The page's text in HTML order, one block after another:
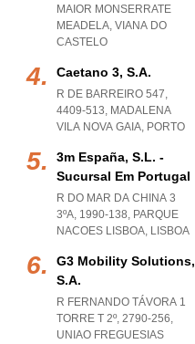
MAIOR MONSERRATE
MEADELA, VIANA DO
CASTELO
Caetano 3, S.a.
R DE BARREIRO 547,
4409-513, MADALENA
VILA NOVA GAIA, PORTO
3m España, S.l. -
Sucursal Em Portugal
R DO MAR DA CHINA 3
3ºA, 1990-138, PARQUE
NACOES LISBOA, LISBOA
G3 Mobility Solutions,
S.a.
R FERNANDO TÁVORA 1
TORRE T 2º, 2790-256,
UNIAO FREGUESIAS